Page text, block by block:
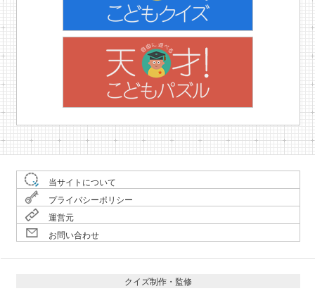
当サイトについて
プライバシーポリシー
運営元
お問い合わせ
クイズ制作・監修